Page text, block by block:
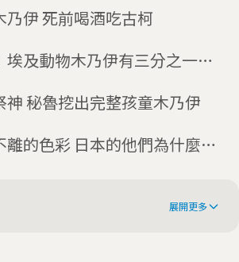
乃伊 死前喝酒吃古柯
埃及動物木乃伊有三分之一是
活埋祭神 秘魯挖出完整孩童木乃伊
日本的他們為什麼要
展開更多